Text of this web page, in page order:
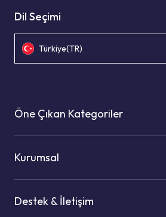
Dil Seçimi
Türkiye(TR)
Öne Çıkan Kategoriler
Kurumsal
Destek & İletişim